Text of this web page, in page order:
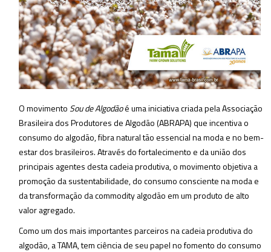
O movimento Sou de Algodãoé uma iniciativa criada pela Associação
Brasileira dos Produtores de Algodão (ABRAPA) que incentiva o
consumo do algodão, fibra natural tão essencial na moda e no bem-
estar dos brasileiros. Através do fortalecimento e da união dos
principais agentes desta cadeia produtiva, o movimento objetiva a
promoção da sustentabilidade, do consumo consciente na moda e
da transformação da commodity algodão em um produto de alto
valor agregado.
Como um dos mais importantes parceiros na cadeia produtiva do
algodão, a TAMA, tem ciência de seu papel no fomento do consumo